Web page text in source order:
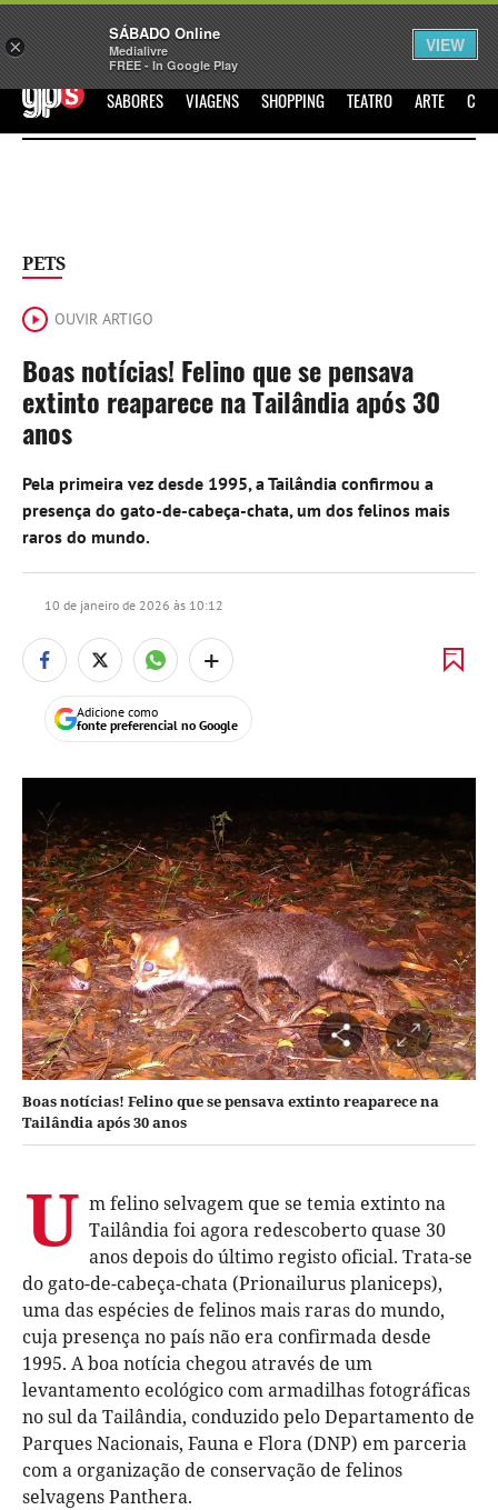
Sábado Assine Iniciar Sessão
GPS SABORES VIAGENS SHOPPING TEATRO ARTE
PETS
OUVIR ARTIGO
Boas notícias! Felino que se pensava
extinto reaparece na Tailândia após 30
anos
Pela primeira vez desde 1995, a Tailândia confirmou a
presença do gato-de-cabeça-chata, um dos felinos mais
raros do mundo.
10 de janeiro de 2026 às 10:12
+
Adicione como
fonte preferencial no Google
Boas notícias! Felino que se pensava extinto reaparece na
Tailândia após 30 anos
U m felino selvagem que se temia extinto na
Tailândia foi agora redescoberto quase 30
anos depois do último registo oficial. Trata-se
do gato-de-cabeça-chata (Prionailurus planiceps),
uma das espécies de felinos mais raras do mundo,
cuja presença no país não era confirmada desde
1995. A boa notícia chegou através de um
levantamento ecológico com armadilhas fotográficas
no sul da Tailândia, conduzido pelo Departamento de
Parques Nacionais, Fauna e Flora (DNP) em parceria
com a organização de conservação de felinos
selvagens Panthera.
×
SÁBADO Online
Medialivre
FREE - In Google Play
VIEW